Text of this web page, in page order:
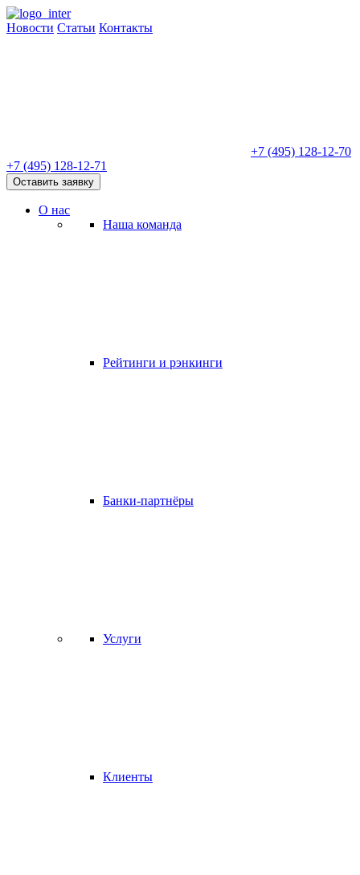
Новости Статьи Контакты
+7 (495) 128-12-70
+7 (495) 128-12-71
Оставить заявку
О нас
Наша команда
Рейтинги и рэнкинги
Банки-партнёры
Услуги
Клиенты